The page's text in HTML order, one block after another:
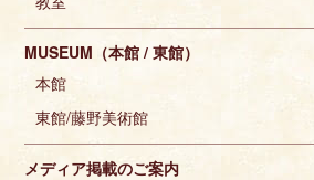
MUSEUM（本館 / 東館）
本館
東館/藤野美術館
メディア掲載のご案内